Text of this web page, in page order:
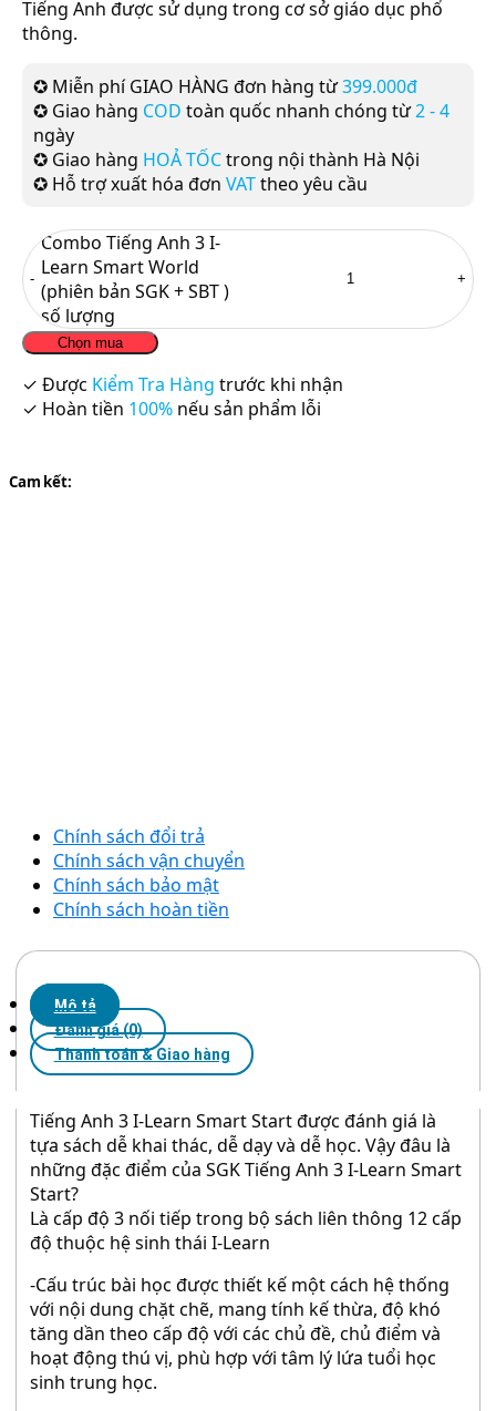
Tiếng Anh được sử dụng trong cơ sở giáo dục phổ
thông.
✪ Miễn phí GIAO HÀNG đơn hàng từ399.000đ
✪ Giao hàng COD toàn quốc nhanh chóng từ2 - 4
ngày
✪ Giao hàng HOẢ TỐCtrong nội thành Hà Nội
✪ Hỗ trợ xuất hóa đơn VATtheo yêu cầu
Combo Tiếng Anh 3 I-
Learn Smart World
(phiên bản SGK + SBT )
số lượng
Chọn mua
✓ Được Kiểm Tra Hàng trước khi nhận
✓ Hoàn tiền 100% nếu sản phẩm lỗi
Cam kết:
Chính sách đổi trả
Chính sách vận chuyển
Chính sách bảo mật
Chính sách hoàn tiền
Mô tả
Đánh giá (0)
Thanh toán & Giao hàng
Tiếng Anh 3 I-Learn Smart Start được đánh giá là
tựa sách dễ khai thác, dễ dạy và dễ học. Vậy đâu là
những đặc điểm của SGK Tiếng Anh 3 I-Learn Smart
Start?
Là cấp độ 3 nối tiếp trong bộ sách liên thông 12 cấp
độ thuộc hệ sinh thái I-Learn
-Cấu trúc bài học được thiết kế một cách hệ thống
với nội dung chặt chẽ, mang tính kế thừa, độ khó
tăng dần theo cấp độ với các chủ đề, chủ điểm và
hoạt động thú vị, phù hợp với tâm lý lứa tuổi học
sinh trung học.